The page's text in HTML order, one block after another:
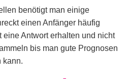
benötigt man einige
einen Anfänger häufig
eine Antwort erhalten und nicht
bis man gute Prognosen
kann.